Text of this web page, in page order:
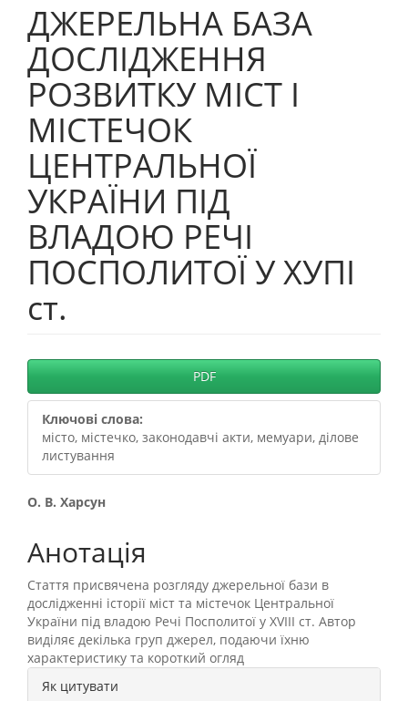
ДЖЕРЕЛЬНА БАЗА
ДОСЛІДЖЕННЯ
РОЗВИТКУ МІСТ І
МІСТЕЧОК
ЦЕНТРАЛЬНОЇ
УКРАЇНИ ПІД
ВЛАДОЮ РЕЧІ
ПОСПОЛИТОЇ У ХУПІ
ст.
PDF
Ключові слова:
місто, містечко, законодавчі акти, мемуари, ділове
листування
О. В. Харсун
Анотація
Стаття присвячена розгляду джерельної бази в
дослідженні історії міст та містечок Центральної
України під владою Речі Посполитої у XVIII ст. Автор
виділяє декілька груп джерел, подаючи їхню
характеристику та короткий огляд
Як цитувати